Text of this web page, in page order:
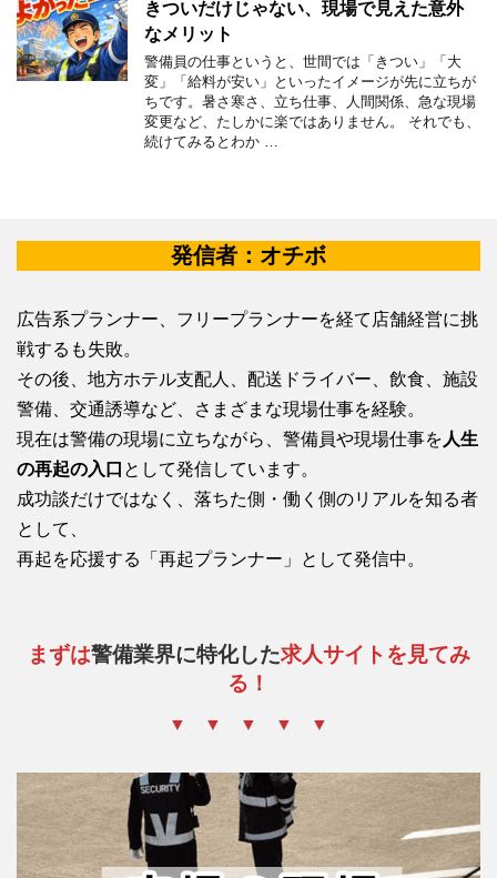
きついだけじゃない、現場で見えた意外
なメリット
警備員の仕事というと、世間では「きつい」「大
変」「給料が安い」といったイメージが先に立ちが
ちです。暑さ寒さ、立ち仕事、人間関係、急な現場
変更など、たしかに楽ではありません。 それでも、
続けてみるとわか …
発信者：オチボ
広告系プランナー、フリープランナーを経て店舗経営に挑
戦するも失敗。
その後、地方ホテル支配人、配送ドライバー、飲食、施設
警備、交通誘導など、さまざまな現場仕事を経験。
現在は警備の現場に立ちながら、警備員や現場仕事を 人生
の再起の入口 として発信しています。
成功談だけではなく、落ちた側・働く側のリアルを知る者
として、
再起を応援する「再起プランナー」として発信中。
まずは警備業界に特化した求人サイトを見てみ
る！
▼ ▼ ▼ ▼ ▼